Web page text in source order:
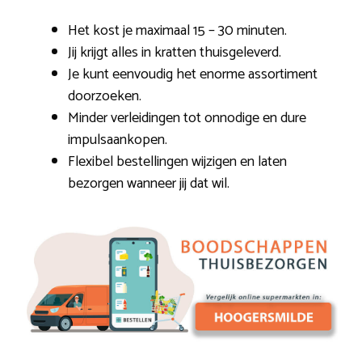
Het kost je maximaal 15 – 30 minuten.
Jij krijgt alles in kratten thuisgeleverd.
Je kunt eenvoudig het enorme assortiment
doorzoeken.
Minder verleidingen tot onnodige en dure
impulsaankopen.
Flexibel bestellingen wijzigen en laten
bezorgen wanneer jij dat wil.